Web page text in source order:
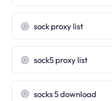
sock proxy list
sock5 proxy list
socks 5 download